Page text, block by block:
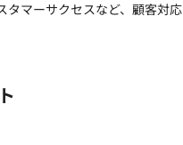
タマーサクセスなど、顧客対応